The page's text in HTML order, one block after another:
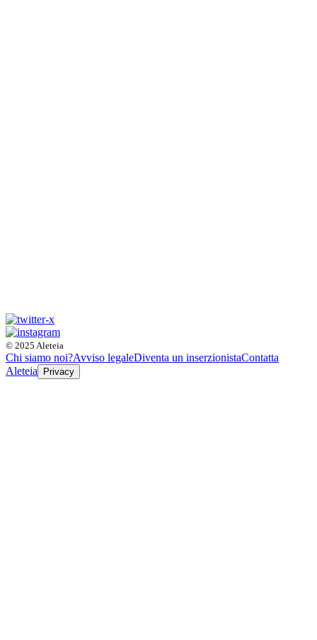
© 2025 Aleteia
Chi siamo noi?Avviso legaleDiventa un inserzionistaContatta
Aleteia
Privacy